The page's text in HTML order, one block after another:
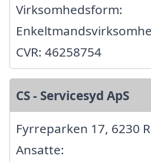
Virksomhedsform:
CVR: 46258754
CS - Servicesyd ApS
Fyrreparken 17, 6230
Ansatte: